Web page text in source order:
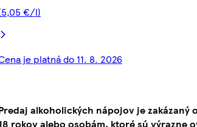
€/l)
je platná do 11. 8. 2026
alkoholických nápojov je zakázaný
rokov alebo osobám, ktoré sú výrazne